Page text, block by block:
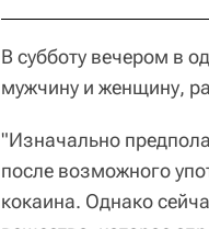
В субботу вечером в
мужчину и женщину,
"Изначально
после возможного
кокаина. Однако